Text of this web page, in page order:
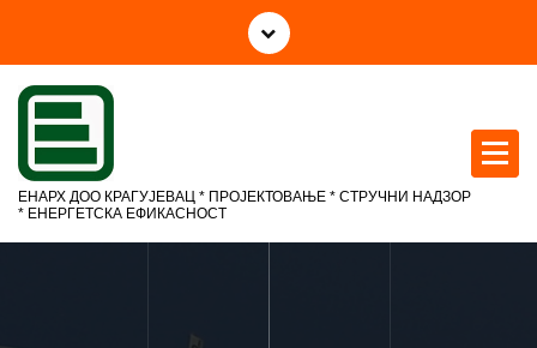
о
а
ЕНАРХ ДОО КРАГУЈЕВАЦ * ПРОЈЕКТОВАЊЕ * СТРУЧНИ НАДЗОР
* ЕНЕРГЕТСКА ЕФИКАСНОСТ